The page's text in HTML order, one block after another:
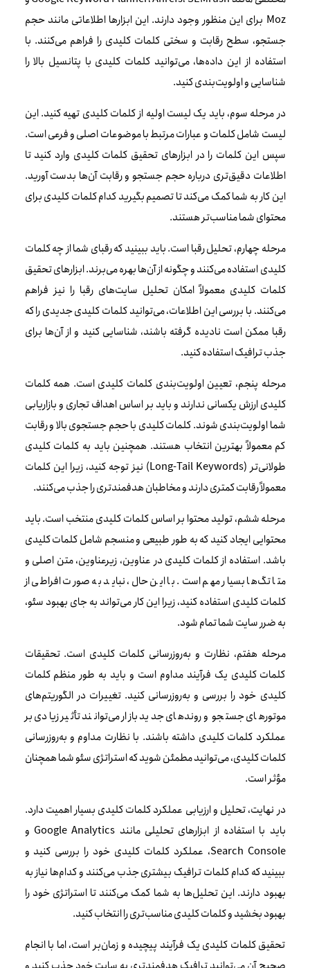
Moz برای این منظور وجود دارند. این ابزارها اطلاعاتی مانند حجم
جستجو، سطح رقابت و سختی کلمات کلیدی را فراهم می‌کنند. با
استفاده از این داده‌ها، می‌توانید کلمات کلیدی با پتانسیل بالا را
شناسایی و اولویت‌بندی کنید.
در مرحله سوم، باید یک لیست اولیه از کلمات کلیدی تهیه کنید. این
لیست شامل کلمات و عبارات مرتبط با موضوعات اصلی و فرعی است.
سپس این کلمات را در ابزارهای تحقیق کلمات کلیدی وارد کنید تا
اطلاعات دقیق‌تری درباره حجم جستجو و رقابت آن‌ها بدست آورید.
این کار به شما کمک می‌کند تا تصمیم بگیرید کدام کلمات کلیدی برای
محتوای شما مناسب‌تر هستند.
مرحله چهارم، تحلیل رقبا است. باید ببینید که رقبای شما از چه کلمات
کلیدی استفاده می‌کنند و چگونه از آن‌ها بهره می‌برند. ابزارهای تحقیق
کلمات کلیدی معمولاً امکان تحلیل سایت‌های رقبا را نیز فراهم
می‌کنند. با بررسی این اطلاعات، می‌توانید کلمات کلیدی جدیدی را که
رقبا ممکن است نادیده گرفته باشند، شناسایی کنید و از آن‌ها برای
جذب ترافیک استفاده کنید.
مرحله پنجم، تعیین اولویت‌بندی کلمات کلیدی است. همه کلمات
کلیدی ارزش یکسانی ندارند و باید بر اساس اهداف تجاری و بازاریابی
شما اولویت‌بندی شوند. کلمات کلیدی با حجم جستجوی بالا و رقابت
کم معمولاً بهترین انتخاب هستند. همچنین باید به کلمات کلیدی
طولانی‌تر (Long-Tail Keywords) نیز توجه کنید، زیرا این کلمات
معمولاً رقابت کمتری دارند و مخاطبان هدفمندتری را جذب می‌کنند.
مرحله ششم، تولید محتوا بر اساس کلمات کلیدی منتخب است. باید
محتوایی ایجاد کنید که به طور طبیعی و منسجم شامل کلمات کلیدی
باشد. استفاده از کلمات کلیدی در عناوین، زیرعناوین، متن اصلی و
متا تگ‌ها بسیار مهم است. با این حال، نباید به صورت افراطی از
کلمات کلیدی استفاده کنید، زیرا این کار می‌تواند به جای بهبود سئو،
به ضرر سایت شما تمام شود.
مرحله هفتم، نظارت و به‌روزرسانی کلمات کلیدی است. تحقیقات
کلمات کلیدی یک فرآیند مداوم است و باید به طور منظم کلمات
کلیدی خود را بررسی و به‌روزرسانی کنید. تغییرات در الگوریتم‌های
موتورهای جستجو و روندهای جدید بازار می‌توانند تأثیر زیادی بر
عملکرد کلمات کلیدی داشته باشند. با نظارت مداوم و به‌روزرسانی
کلمات کلیدی، می‌توانید مطمئن شوید که استراتژی سئو شما همچنان
مؤثر است.
در نهایت، تحلیل و ارزیابی عملکرد کلمات کلیدی بسیار اهمیت دارد.
باید با استفاده از ابزارهای تحلیلی مانند Google Analytics و
Search Console، عملکرد کلمات کلیدی خود را بررسی کنید و
ببینید که کدام کلمات ترافیک بیشتری جذب می‌کنند و کدام‌ها نیاز به
بهبود دارند. این تحلیل‌ها به شما کمک می‌کنند تا استراتژی خود را
بهبود بخشید و کلمات کلیدی مناسب‌تری را انتخاب کنید.
تحقیق کلمات کلیدی یک فرآیند پیچیده و زمان‌بر است، اما با انجام